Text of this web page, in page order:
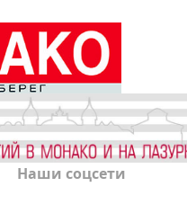
Наши соцсети